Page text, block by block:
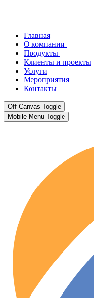
Главная
О компании
Продукты
Клиенты и проекты
Услуги
Мероприятия
Контакты
Off-Canvas Toggle
Mobile Menu Toggle